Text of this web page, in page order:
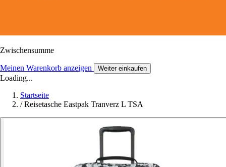
Zwischensumme
Meinen Warenkorb anzeigen Weiter einkaufen
Loading...
Startseite
/ Reisetasche Eastpak Tranverz L TSA